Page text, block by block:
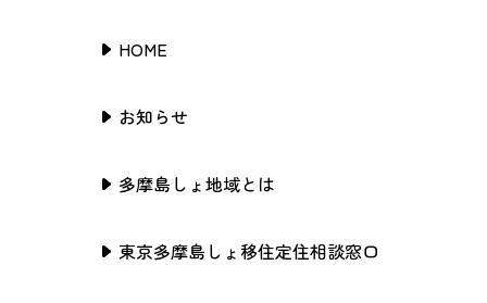
HOME
お知らせ
多摩島しょ地域とは
東京多摩島しょ移住定住相談窓口